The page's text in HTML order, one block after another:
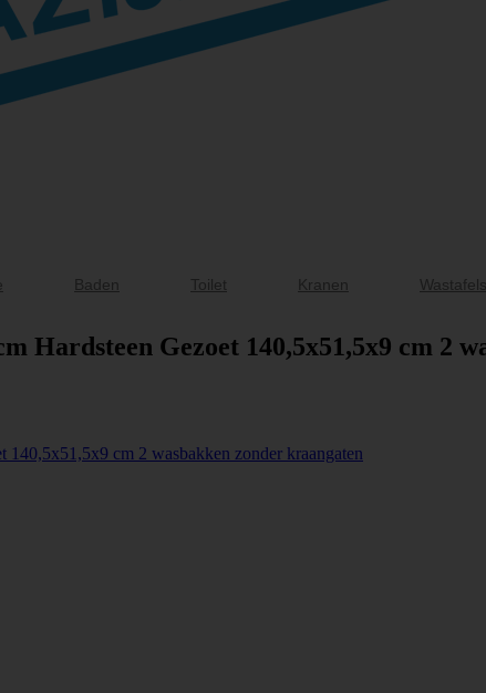
Baden Toilet Kranen Wastafels
Hardsteen Gezoet 140,5x51,5x9 cm 2
cm 2 wasbakken zonder kraangaten